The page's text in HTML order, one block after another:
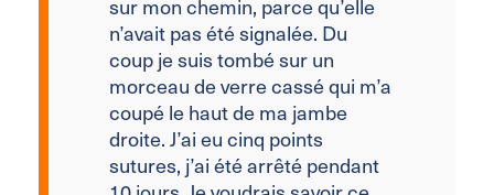
n’avait pas été signalée. Du
coup je suis tombé sur un
morceau de verre cassé qui m’a
coupé le haut de ma jambe
droite. J’ai eu cinq points
sutures, j’ai été arrêté pendant